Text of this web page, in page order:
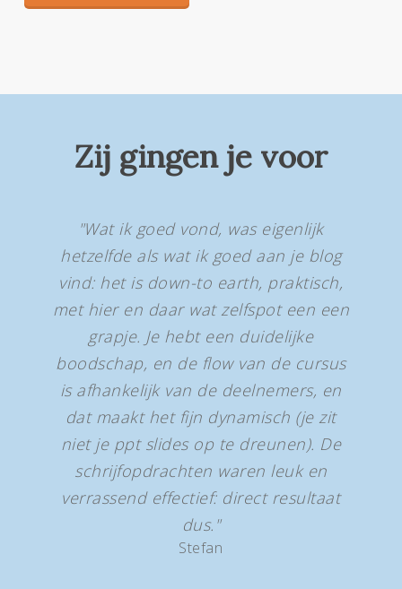
Zij gingen je voor
"Wat ik goed vond, was eigenlijk
hetzelfde als wat ik goed aan je blog
vind: het is down-to earth, praktisch,
met hier en daar wat zelfspot een een
grapje. Je hebt een duidelijke
boodschap, en de flow van de cursus
is afhankelijk van de deelnemers, en
dat maakt het fijn dynamisch (je zit
niet je ppt slides op te dreunen). De
schrijfopdrachten waren leuk en
verrassend effectief: direct resultaat
dus."
Stefan